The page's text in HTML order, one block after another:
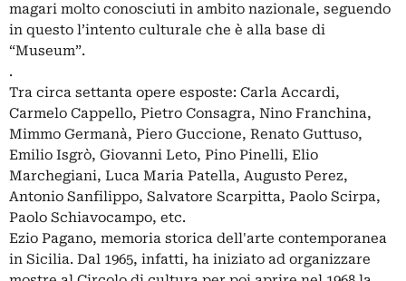
magari molto conosciuti in ambito nazionale, seguendo
in questo l’intento culturale che è alla base di
“Museum”.
.
Tra circa settanta opere esposte: Carla Accardi,
Carmelo Cappello, Pietro Consagra, Nino Franchina,
Mimmo Germanà, Piero Guccione, Renato Guttuso,
Emilio Isgrò, Giovanni Leto, Pino Pinelli, Elio
Marchegiani, Luca Maria Patella, Augusto Perez,
Antonio Sanfilippo, Salvatore Scarpitta, Paolo Scirpa,
Paolo Schiavocampo, etc.
Ezio Pagano, memoria storica dell'arte contemporanea
in Sicilia. Dal 1965, infatti, ha iniziato ad organizzare